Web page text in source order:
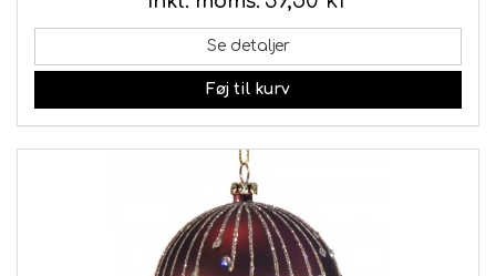
Se detaljer
Føj til kurv